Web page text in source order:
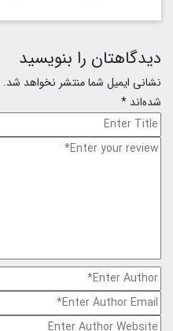
دیدگاهتان را بنویسید
نشانی ایمیل شما منتشر نخواهد شد.
شده‌اند *